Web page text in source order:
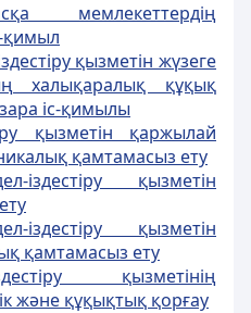
мемлекеттердiң
қимыл
қызметiн жүзеге
халықаралық құқық
iс-қимылы
қызметiн қаржылай
қамтамасыз ету
iздестiру қызметiн
iздестiру қызметiн
қамтамасыз ету
қызметiнiң
және құқықтық қорғау